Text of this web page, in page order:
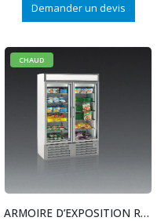
Demander un devis
CHAUD
ARMOIRE D’EXPOSITION REFRI+CONGELATION – 500/1000L